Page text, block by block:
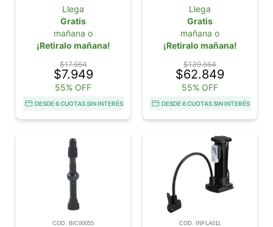
Llega
Gratis
mañana o
¡Retiralo mañana!
$17.664
$7.949
55% OFF
DESDE 6 CUOTAS SIN INTERÉS
Llega
Gratis
mañana o
¡Retiralo mañana!
$139.664
$62.849
55% OFF
DESDE 6 CUOTAS SIN INTERÉS
COD. BIC00055 COD. INFLA011